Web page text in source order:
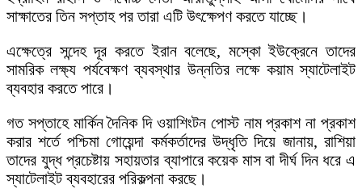
সাক্ষাতের তিন সপ্তাহ পর তারা এটি উৎক্ষেপণ করতে যাচ্ছে।
এক্ষেত্রে সন্দেহ দূর করতে ইরান বলেছে, মস্কো ইউক্রেনে তাদের
সামরিক লক্ষ্য পর্যবেক্ষণ ব্যবস্থার উন্নতির লক্ষে কয়াম স্যাটেলাইট
ব্যবহার করতে পারে।
গত সপ্তাহে মার্কিন দৈনিক দি ওয়াশিংটন পোস্ট নাম প্রকাশ না প্রকাশ
করার শর্তে পশ্চিমা গোয়েন্দা কর্মকর্তাদের উদ্ধৃতি দিয়ে জানায়, রাশিয়া
তাদের যুদ্ধ প্রচেষ্টায় সহায়তার ব্যাপারে কয়েক মাস বা দীর্ঘ দিন ধরে এ
স্যাটেলাইট ব্যবহারের পরিকল্পনা করছে।